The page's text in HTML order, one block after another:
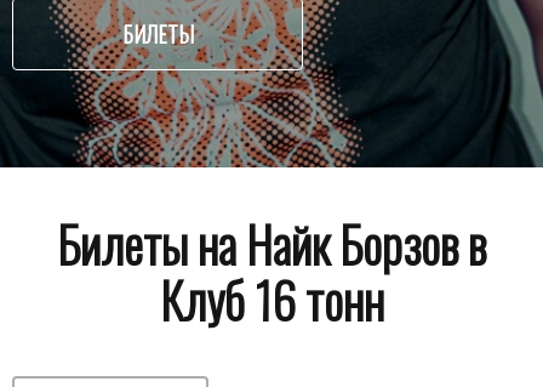
БИЛЕТЫ
Билеты на Найк Борзов в
Клуб 16 тонн